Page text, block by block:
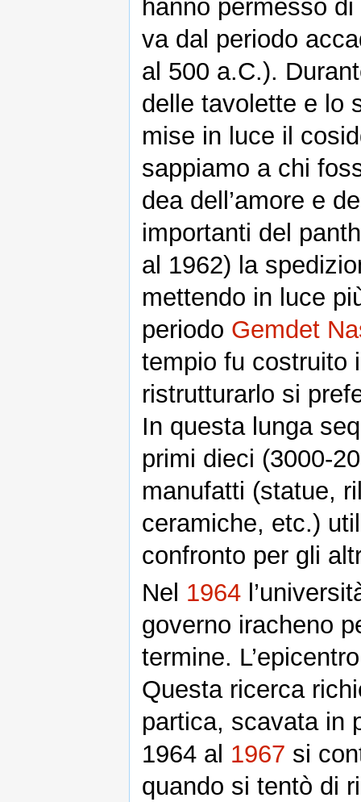
hanno permesso
va dal periodo
al 500 a.C.).
delle tavolette e lo
mise in luce il
sappiamo a chi
dea dell’amore e
importanti del
al 1962) la
mettendo in luce
periodo Gemdet
tempio fu costruito
ristrutturarlo si
In questa lunga
primi dieci (3000-
manufatti (statue,
ceramiche, etc.)
confronto per gli
Nel 1964
governo iracheno
termine.
Questa ricerca
partica, scavata in
1964 al 1967 si
quando si tentò di